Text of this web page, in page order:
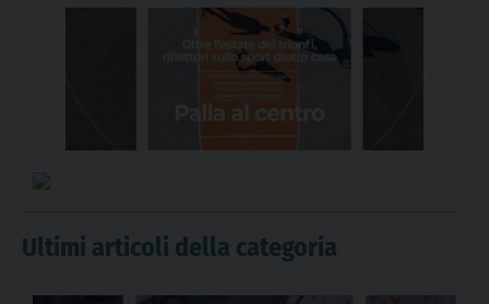
Ultimi articoli della categoria